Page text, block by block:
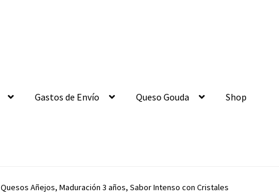
Gastos de Envío Queso Gouda Shop
Quesos Añejos, Maduración 3 años, Sabor Intenso con Cristales